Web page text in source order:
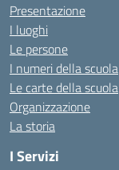
Presentazione
I luoghi
Le persone
I numeri della scuola
Le carte della scuola
Organizzazione
La storia
I Servizi